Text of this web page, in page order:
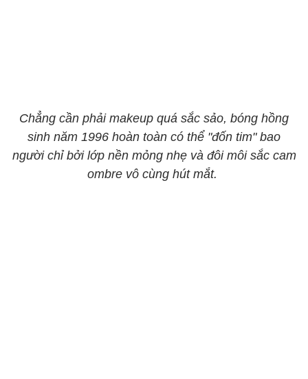
​​​​​​​Chẳng cần phải makeup quá sắc sảo, bóng hồng
sinh năm 1996 hoàn toàn có thể "đốn tim" bao
người chỉ bởi lớp nền mỏng nhẹ và đôi môi sắc cam
ombre vô cùng hút mắt.